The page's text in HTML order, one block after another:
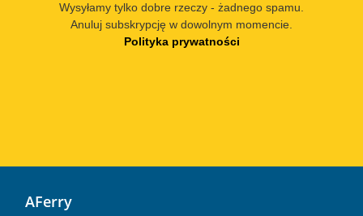
Wysyłamy tylko dobre rzeczy - żadnego spamu.
Anuluj subskrypcję w dowolnym momencie.
Polityka prywatności
AFerry